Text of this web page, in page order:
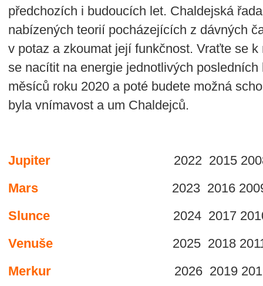
předchozích i budoucích let. Chaldejská
nabízených teorií pocházejících z dávných
v potaz a zkoumat její funkčnost. Vraťte se
se nacítit na energie jednotlivých
měsíců roku 2020 a poté budete možná
byla vnímavost a um Chaldejců.
Jupiter
2022 2015 2008
Mars 2023 2016 2009
Slunce
2024 2017 2010
Venuše
2025 2018 2011
Merkur
2026 2019 2012